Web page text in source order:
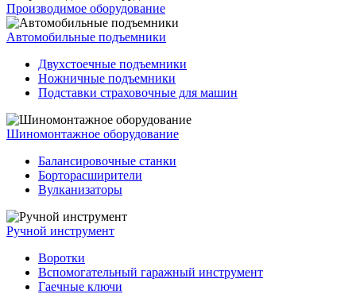
Производимое оборудование
Автомобильные подъемники
Двухстоечные подъемники
Ножничные подъемники
Подставки страховочные для машин
Шиномонтажное оборудование
Балансировочные станки
Борторасширители
Вулканизаторы
Ручной инструмент
Воротки
Вспомогательный гаражный инструмент
Гаечные ключи